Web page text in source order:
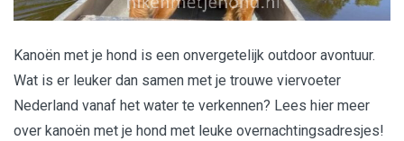
Kanoën met je hond is een onvergetelijk outdoor avontuur.
Wat is er leuker dan samen met je trouwe viervoeter
Nederland vanaf het water te verkennen? Lees hier meer
over kanoën met je hond met leuke overnachtingsadresjes!